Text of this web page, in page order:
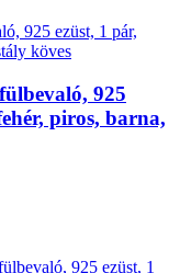
925
piros, barna,